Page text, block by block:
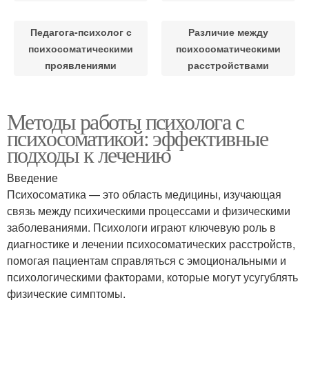
Педагога-психолог с
психосоматическими
проявлениями
Различие между
психосоматическими
расстройствами
Методы работы психолога с
психосоматикой: эффективные
подходы к лечению
Введение
Психосоматика — это область медицины, изучающая
связь между психическими процессами и физическими
заболеваниями. Психологи играют ключевую роль в
диагностике и лечении психосоматических расстройств,
помогая пациентам справляться с эмоциональными и
психологическими факторами, которые могут усугублять
физические симптомы.